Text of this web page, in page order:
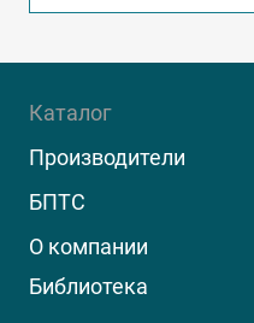
Каталог
Производители
БПТС
О компании
Библиотека